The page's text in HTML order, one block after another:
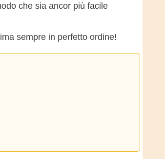
che sia ancor più facile
sempre in perfetto ordine!